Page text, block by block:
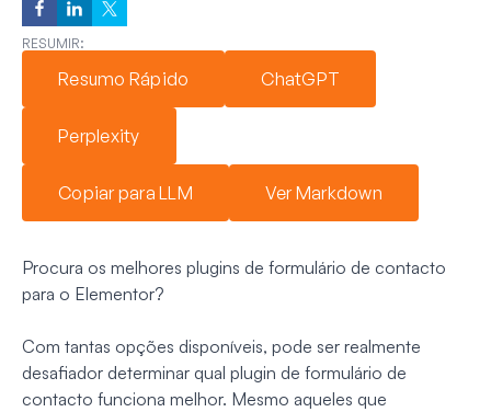
RESUMIR:
Resumo Rápido ChatGPT
Perplexity
Copiar para LLM Ver Markdown
Procura os melhores plugins de formulário de contacto
para o Elementor?
Com tantas opções disponíveis, pode ser realmente
desafiador determinar qual plugin de formulário de
contacto funciona melhor. Mesmo aqueles que